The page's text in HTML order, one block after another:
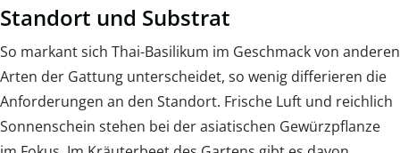
Standort und Substrat
So markant sich Thai-Basilikum im Geschmack von anderen
Arten der Gattung unterscheidet, so wenig differieren die
Anforderungen an den Standort. Frische Luft und reichlich
Sonnenschein stehen bei der asiatischen Gewürzpflanze